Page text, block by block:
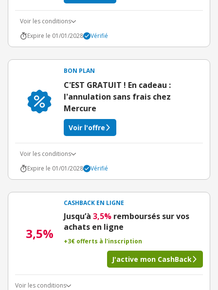
Voir les conditions
Expire le 01/01/2028
Vérifié
BON PLAN
C'EST GRATUIT ! En cadeau :
l'annulation sans frais chez
Mercure
Voir l'offre
Voir les conditions
Expire le 01/01/2028
Vérifié
3,5%
CASHBACK EN LIGNE
Jusqu’à 3,5% remboursés sur vos
achats en ligne
+3€ offerts à l'inscription
J'active mon CashBack
Voir les conditions